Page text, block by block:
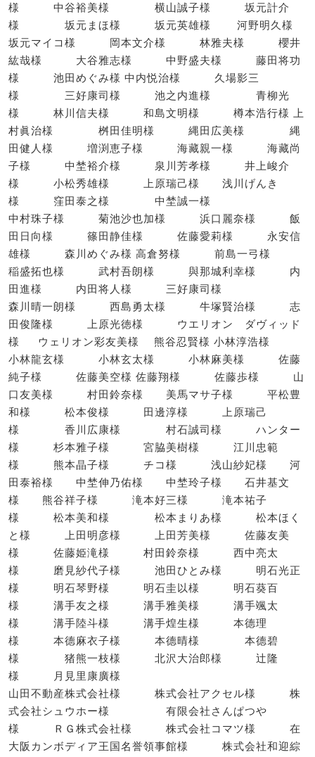
様 中谷裕美様 横山誠子様 坂元計介
様 坂元まほ様 坂元英雄様 河野明久様
坂元マイコ様 岡本文介様 林雅夫様 櫻井
紘哉様 大谷雅志様 中野盛夫様 藤田将功
様 池田めぐみ様 中内悦治様 久場影三
様 三好康司様 池之内進様 青柳光
様 林川信夫様 和島文明様 樽本浩行様 上
村眞治様 桝田佳明様 縄田広美様 縄
田健人様 増渕恵子様 海藏親一様 海藏尚
子様 中埜裕介様 泉川芳孝様 井上峻介
様 小松秀雄様 上原瑞己様 浅川げんき
様 窪田泰之様 中埜誠一様
中村珠子様 菊池沙也加様 浜口麗奈様 飯
田日向様 篠田静佳様 佐藤愛莉様 永安信
雄様 森川めぐみ様 高倉努様 前島一弓様
稲盛拓也様 武村吾朗様 與那城利幸様 内
田進様 内田将人様 三好康司様
森川晴一朗様 西島勇太様 牛塚賢治様 志
田俊隆様 上原光徳様 ウエリオン ダヴィッド
様 ウェリオン彩友美様 熊谷忍賢様 小林淳浩様
小林龍玄様 小林玄太様 小林麻美様 佐藤
純子様 佐藤美空様 佐藤翔様 佐藤歩様 山
口友美様 村田鈴奈様 美馬マサ子様 平松豊
和様 松本俊様 田邊淳様 上原瑞己
様 香川広康様 村石誠司様 ハンター
様 杉本雅子様 宮脇美樹様 江川忠範
様 熊本晶子様 チコ様 浅山紗妃様 河
田泰裕様 中埜伸乃佑様 中埜玲子様 石井基文
様 熊谷祥子様 滝本好三様 滝本祐子
様 松本美和様 松本まりあ様 松本ほく
と様 上田明彦様 上田芳美様 佐藤友美
様 佐藤姫滝様 村田鈴奈様 西中亮太
様 磨見紗代子様 池田ひとみ様 明石光正
様 明石琴野様 明石圭以様 明石葵百
様 溝手友之様 溝手雅美様 溝手颯太
様 溝手陸斗様 溝手煌生様 本德理
様 本德麻衣子様 本德晴様 本德碧
様 猪熊一枝様 北沢大治郎様 辻隆
様 月見里康廣様
山田不動産株式会社様 株式会社アクセル様 株
式会社シュウホー様 有限会社さんぱつや
様 ＲＧ株式会社様 株式会社コマツ様 在
大阪カンボディア王国名誉領事館様 株式会社和迎綜